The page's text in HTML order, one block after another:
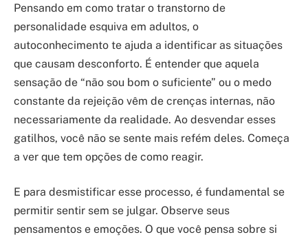
Pensando em como tratar o transtorno de
personalidade esquiva em adultos, o
autoconhecimento te ajuda a identificar as situações
que causam desconforto. É entender que aquela
sensação de “não sou bom o suficiente” ou o medo
constante da rejeição vêm de crenças internas, não
necessariamente da realidade. Ao desvendar esses
gatilhos, você não se sente mais refém deles. Começa
a ver que tem opções de como reagir.
E para desmistificar esse processo, é fundamental se
permitir sentir sem se julgar. Observe seus
pensamentos e emoções. O que você pensa sobre si